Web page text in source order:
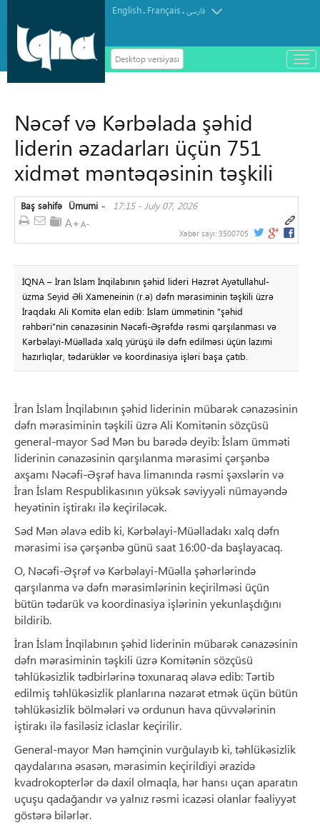
English. Français.فارسی
Desktop versiyası
باز
و
Nəcəf və Kərbəlada şəhid
liderin əzadarları üçün 751
xidmət məntəqəsinin təşkili
Baş səhifə »
Ümumi 17:15 - July 07, 2026
Xəbər sayı: 3500705
İQNA – İran İslam İnqilabının şəhid lideri Həzrət Ayətullahul-
üzma Seyid Əli Xameneinin (r.ə) dəfn mərasiminin təşkili üzrə
İraqdakı Ali Komitə elan edib: İslam ümmətinin "şəhid
rəhbəri"nin cənazəsinin Nəcəfi-Əşrəfdə rəsmi qarşılanması və
Kərbəlayi-Müəllada xalq yürüşü ilə dəfn edilməsi üçün lazımi
hazırlıqlar, tədarüklər və koordinasiya işləri başa çatıb.
İran İslam İnqilabının şəhid liderinin mübarək cənazəsinin
dəfn mərasiminin təşkili üzrə Ali Komitənin sözçüsü
general-mayor Səd Mən bu barədə deyib: İslam ümməti
liderinin cənazəsinin qarşılanma mərasimi çərşənbə
axşamı Nəcəfi-Əşrəf hava limanında rəsmi şəxslərin və
İran İslam Respublikasının yüksək səviyyəli nümayəndə
heyətinin iştirakı ilə keçiriləcək.
Səd Mən əlavə edib ki, Kərbəlayi-Müəlladakı xalq dəfn
mərasimi isə çərşənbə günü saat 16:00-da başlayacaq.
O, Nəcəfi-Əşrəf və Kərbəlayi-Müəlla şəhərlərində
qarşılanma və dəfn mərasimlərinin keçirilməsi üçün
bütün tədarük və koordinasiya işlərinin yekunlaşdığını
bildirib.
İran İslam İnqilabının şəhid liderinin mübarək cənazəsinin
dəfn mərasiminin təşkili üzrə Komitənin sözçüsü
təhlükəsizlik tədbirlərinə toxunaraq əlavə edib: Tərtib
edilmiş təhlükəsizlik planlarına nəzarət etmək üçün bütün
təhlükəsizlik bölmələri və ordunun hava qüvvələrinin
iştirakı ilə fasiləsiz iclaslar keçirilir.
General-mayor Mən həmçinin vurğulayıb ki, təhlükəsizlik
qaydalarına əsasən, mərasimin keçirildiyi ərazidə
kvadrokopterlər də daxil olmaqla, hər hansı uçan aparatın
uçuşu qadağandır və yalnız rəsmi icazəsi olanlar fəaliyyət
göstərə bilərlər.